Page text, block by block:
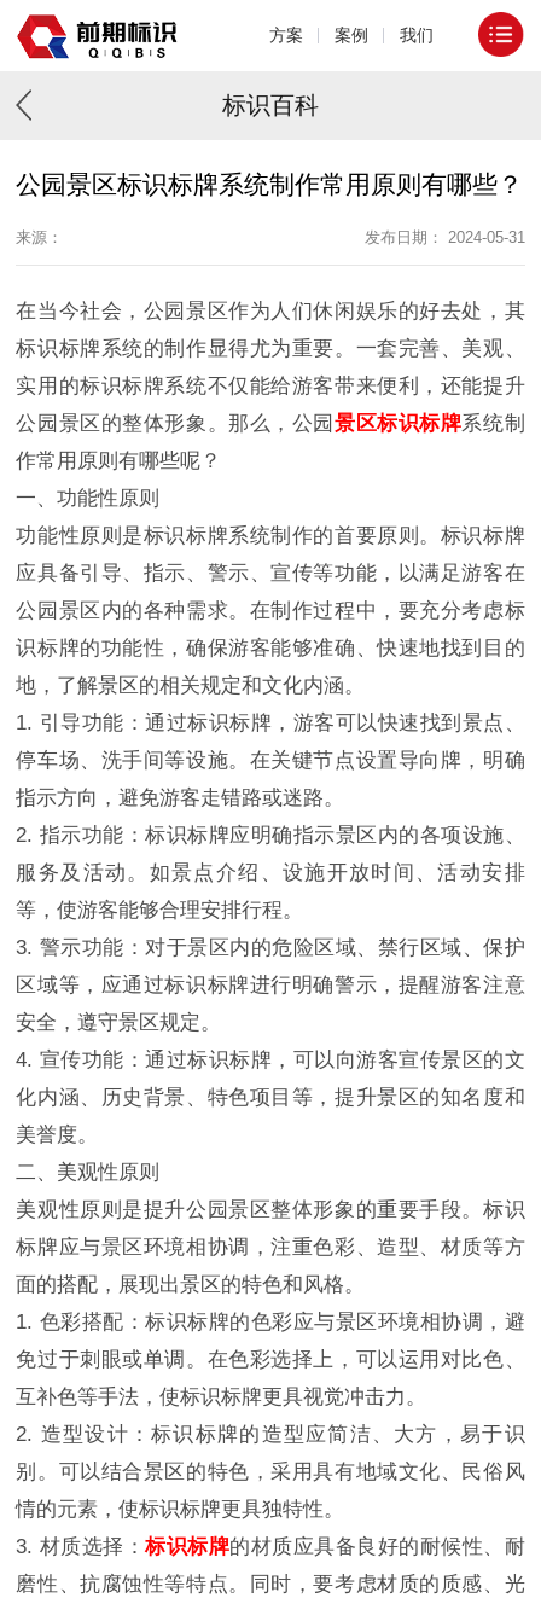
方案 案例 我们
标识百科
公园景区标识标牌系统制作常用原则有哪些？
来源： 发布日期： 2024-05-31
在当今社会，公园景区作为人们休闲娱乐的好去处，其
标识标牌系统的制作显得尤为重要。一套完善、美观、
实用的标识标牌系统不仅能给游客带来便利，还能提升
公园景区的整体形象。那么，公园 景区标识标牌系统制
作常用原则有哪些呢？
一、功能性原则
功能性原则是标识标牌系统制作的首要原则。标识标牌
应具备引导、指示、警示、宣传等功能，以满足游客在
公园景区内的各种需求。在制作过程中，要充分考虑标
识标牌的功能性，确保游客能够准确、快速地找到目的
地，了解景区的相关规定和文化内涵。
1. 引导功能：通过标识标牌，游客可以快速找到景点、
停车场、洗手间等设施。在关键节点设置导向牌，明确
指示方向，避免游客走错路或迷路。
2. 指示功能：标识标牌应明确指示景区内的各项设施、
服务及活动。如景点介绍、设施开放时间、活动安排
等，使游客能够合理安排行程。
3. 警示功能：对于景区内的危险区域、禁行区域、保护
区域等，应通过标识标牌进行明确警示，提醒游客注意
安全，遵守景区规定。
4. 宣传功能：通过标识标牌，可以向游客宣传景区的文
化内涵、历史背景、特色项目等，提升景区的知名度和
美誉度。
二、美观性原则
美观性原则是提升公园景区整体形象的重要手段。标识
标牌应与景区环境相协调，注重色彩、造型、材质等方
面的搭配，展现出景区的特色和风格。
1. 色彩搭配：标识标牌的色彩应与景区环境相协调，避
免过于刺眼或单调。在色彩选择上，可以运用对比色、
互补色等手法，使标识标牌更具视觉冲击力。
2. 造型设计：标识标牌的造型应简洁、大方，易于识
别。可以结合景区的特色，采用具有地域文化、民俗风
情的元素，使标识标牌更具独特性。
3. 材质选择：标识标牌的材质应具备良好的耐候性、耐
磨性、抗腐蚀性等特点。同时，要考虑材质的质感、光